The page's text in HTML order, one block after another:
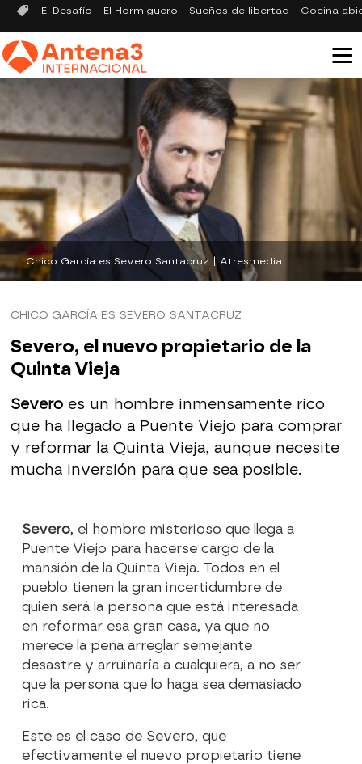
El Desafío El Hormiguero Sueños de libertad Cocina
CHICO GARCÍA ES SEVERO SANTACRUZ
Severo, el nuevo propietario de la
Quinta Vieja
Severoes un hombre inmensamente rico
que ha llegado a Puente Viejo para comprar
y reformar la Quinta Vieja, aunque necesite
mucha inversión para que sea posible.
Chico García es Severo Santacruz | Atresmedia
Severo, el hombre misterioso que llega a
Puente Viejo para hacerse cargo de la
mansión de la Quinta Vieja. Todos en el
pueblo tienen la gran incertidumbre de
quien será la persona que está interesada
en reformar esa gran casa, ya que no
merece la pena arreglar semejante
desastre y arruinaría a cualquiera, a no ser
que la persona que lo haga sea demasiado
rica.
Este es el caso de Severo, que
efectivamente el nuevo propietario tiene